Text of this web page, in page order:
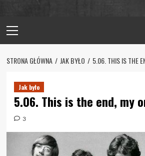
Menu
STRONA GŁÓWNA JAK BYŁO 5.06. THIS IS THE
Jak było
5.06. This is the end, my
3